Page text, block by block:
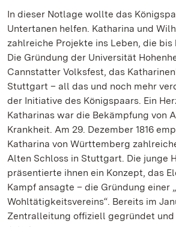
In dieser Notlage wollte das
Untertanen helfen. Katharina und
zahlreiche Projekte ins Leben, die bis
Die Gründung der Universität
Cannstatter Volksfest, das
Stuttgart – all das und noch mehr
der Initiative des Königspaars. Ein
Katharinas war die Bekämpfung von
Krankheit. Am 29. Dezember 1816
Katharina von Württemberg
Alten Schloss in Stuttgart. Die junge
präsentierte ihnen ein Konzept, das
Kampf ansagte – die Gründung einer
Wohltätigkeitsvereins“. Bereits im
Zentralleitung offiziell gegründet